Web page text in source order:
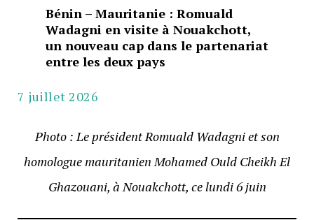
Bénin – Mauritanie : Romuald
Wadagni en visite à Nouakchott,
un nouveau cap dans le partenariat
entre les deux pays
7 juillet 2026
Photo : Le président Romuald Wadagni et son
homologue mauritanien Mohamed Ould Cheikh El
Ghazouani, à Nouakchott, ce lundi 6 juin